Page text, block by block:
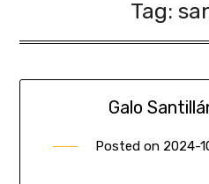
Tag:
Galo
Posted on 2024-